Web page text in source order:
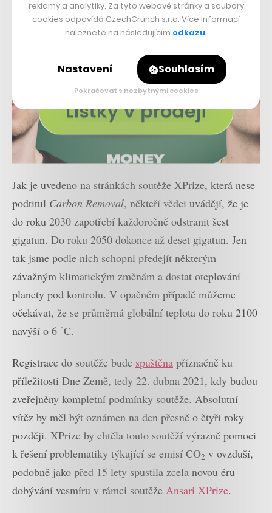
Jak je uvedeno na stránkách soutěže XPrize, která nese
podtitul Carbon Removal, někteří vědci uvádějí, že je
do roku 2030 zapotřebí každoročně odstranit šest
gigatun. Do roku 2050 dokonce až deset gigatun. Jen
tak jsme podle nich schopni předejít některým
závažným klimatickým změnám a dostat oteplování
planety pod kontrolu. V opačném případě můžeme
očekávat, že se průměrná globální teplota do roku 2100
navýší o 6 ˚C.
Registrace do soutěže bude spuštěna příznačně ku
příležitosti Dne Země, tedy 22. dubna 2021, kdy budou
zveřejněny kompletní podmínky soutěže. Absolutní
vítěz by měl být oznámen na den přesně o čtyři roky
později. XPrize by chtěla touto soutěží výrazně pomoci
k řešení problematiky týkající se emisí CO2 v ovzduší,
podobně jako před 15 lety spustila zcela novou éru
dobývání vesmíru v rámci soutěže Ansari XPrize.
reklamy a analytiky. Za tyto webové stránky a soubory
cookies odpovídá CzechCrunch s.r.o. Více informací
naleznete na následujícím odkazu.
Nastavení Souhlasím
Pokračovat s nezbytnými cookies